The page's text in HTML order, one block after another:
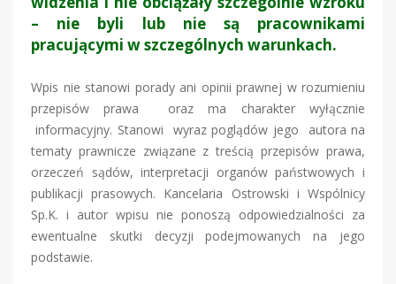
– nie byli lub nie są pracownikami
pracującymi w szczególnych warunkach.
Wpis nie stanowi porady ani opinii prawnej w rozumieniu
przepisów prawa oraz ma charakter wyłącznie
informacyjny. Stanowi wyraz poglądów jego autora na
tematy prawnicze związane z treścią przepisów prawa,
orzeczeń sądów, interpretacji organów państwowych i
publikacji prasowych. Kancelaria Ostrowski i Wspólnicy
Sp.K. i autor wpisu nie ponoszą odpowiedzialności za
ewentualne skutki decyzji podejmowanych na jego
podstawie.